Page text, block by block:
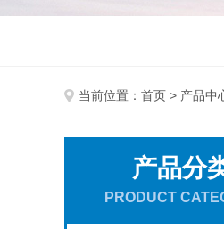
当前位置： 首页 > 产品中
产品分
PRODUCT